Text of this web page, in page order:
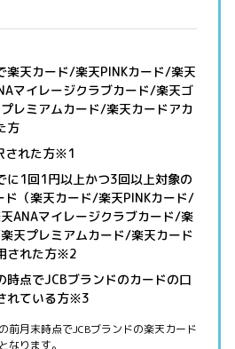
楽天カード/楽天PINKカード/楽天
マイレージクラブカード/楽天ゴ
レミアムカード/楽天カードアカ
方
された方※1
に1回1円以上かつ3回以上対象の
ド（楽天カード/楽天PINKカード/
ANAマイレージクラブカード/楽
天プレミアムカード/楽天カード
された方※2
時点でJCBブランドのカードの口
れている方※3
前月末時点でJCBブランドの楽天カード
なります。